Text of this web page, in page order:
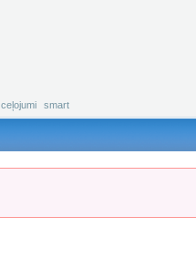
ceļojumi smart